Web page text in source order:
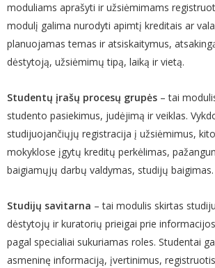
moduliams aprašyti ir užsiėmimams
modulį galima nurodyti apimtį kreditais ar
planuojamas temas ir atsiskaitymus,
dėstytoją, užsiėmimų tipą, laiką ir vietą.
Studentų įrašų procesų grupės – tai
studento pasiekimus, judėjimą ir veiklas.
studijuojančiųjų registracija į užsiėmimus,
mokyklose įgytų kreditų perkėlimas,
baigiamųjų darbų valdymas, studijų baigimas.
Studijų savitarna – tai modulis skirtas
dėstytojų ir kuratorių prieigai prie
pagal specialiai sukuriamas roles. Studentai
asmeninę informaciją, įvertinimus,